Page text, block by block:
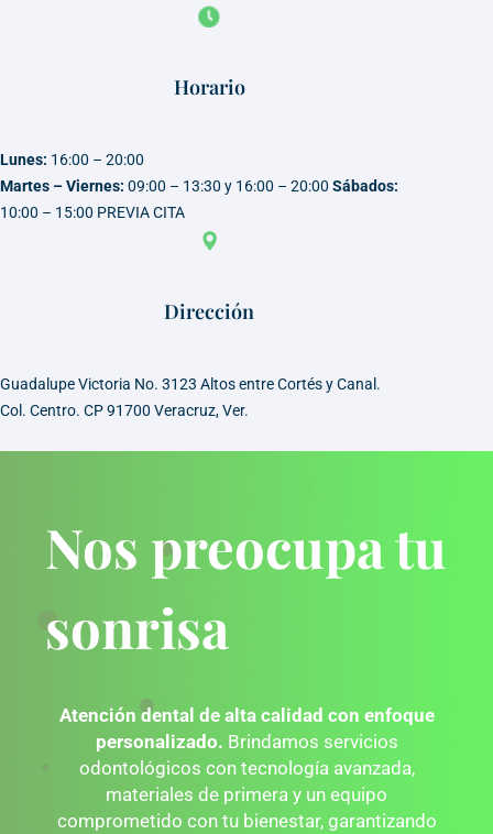
Horario
Lunes: 16:00 – 20:00
Martes – Viernes: 09:00 – 13:30 y 16:00 – 20:00 Sábados:
10:00 – 15:00 PREVIA CITA
Dirección
Guadalupe Victoria No. 3123 Altos entre Cortés y Canal.
Col. Centro. CP 91700 Veracruz, Ver.
Nos preocupa tu
sonrisa
Atención dental de alta calidad con enfoque
personalizado. Brindamos servicios
odontológicos con tecnología avanzada,
materiales de primera y un equipo
comprometido con tu bienestar, garantizando